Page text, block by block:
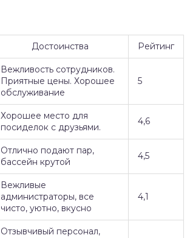
Достоинства Рейтинг
Вежливость сотрудников.
Приятные цены. Хорошее
обслуживание
5
Хорошее место для
посиделок с друзьями.
4,6
Отлично подают пар,
бассейн крутой
4,5
Вежливые
администраторы, все
чисто, уютно, вкусно
4,1
Отзывчивый персонал,